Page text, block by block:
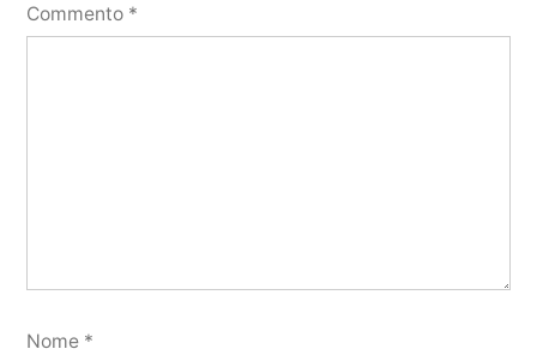
Commento *
Nome *